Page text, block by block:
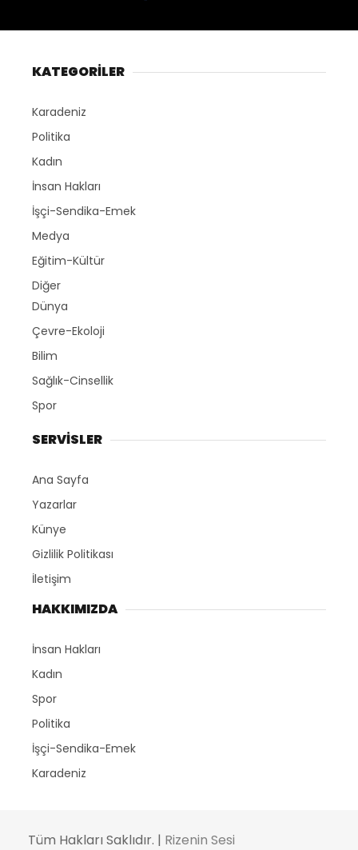
KATEGORİLER
Karadeniz
Politika
Kadın
İnsan Hakları
İşçi-Sendika-Emek
Medya
Eğitim-Kültür
Diğer
Dünya
Çevre-Ekoloji
Bilim
Sağlık-Cinsellik
Spor
SERVİSLER
Ana Sayfa
Yazarlar
Künye
Gizlilik Politikası
İletişim
HAKKIMIZDA
İnsan Hakları
Kadın
Spor
Politika
İşçi-Sendika-Emek
Karadeniz
Tüm Hakları Saklıdır. | Rizenin Sesi